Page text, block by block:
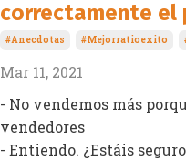
correctamente el
#anecdotas #mejorratioexito
Mar 11, 2021
- No vendemos más
vendedores
- Entiendo. ¿Estáis